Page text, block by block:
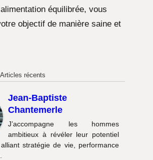
équilibrée, vous
objectif de manière saine et
Articles récents
Jean-Baptiste
Chantemerle
J’accompagne les hommes
ambitieux à révéler leur potentiel
stratégie de vie, performance